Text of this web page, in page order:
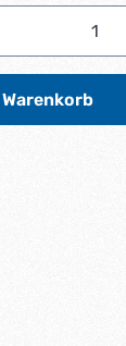
Gib den